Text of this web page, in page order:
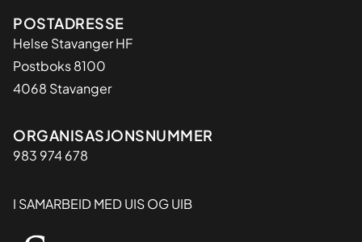
Adresse
POSTADRESSE
Helse Stavanger HF
Postboks 8100
4068 Stavanger
Organisasjon
ORGANISASJONSNUMMER
983 974 678
I SAMARBEID MED UIS OG UIB